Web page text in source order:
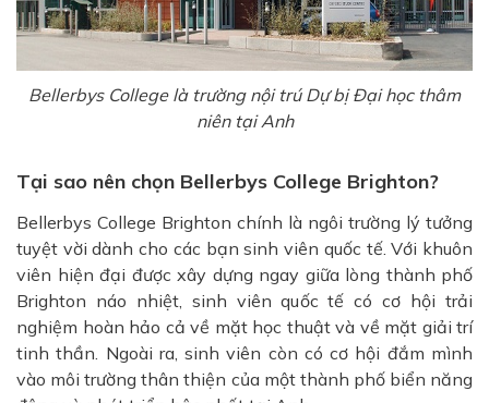
Bellerbys College là trường nội trú Dự bị Đại học thâm
niên tại Anh
Tại sao nên chọn Bellerbys College Brighton?
Bellerbys College Brighton chính là ngôi trường lý tưởng
tuyệt vời dành cho các bạn sinh viên quốc tế. Với khuôn
viên hiện đại được xây dựng ngay giữa lòng thành phố
Brighton náo nhiệt, sinh viên quốc tế có cơ hội trải
nghiệm hoàn hảo cả về mặt học thuật và về mặt giải trí
tinh thần. Ngoài ra, sinh viên còn có cơ hội đắm mình
vào môi trường thân thiện của một thành phố biển năng